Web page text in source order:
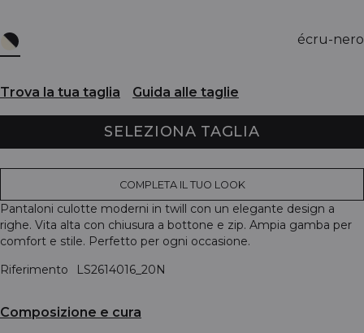
écru-nero
Trova la tua taglia Guida alle taglie
SELEZIONA TAGLIA
COMPLETA IL TUO LOOK
Pantaloni culotte moderni in twill con un elegante design a
righe. Vita alta con chiusura a bottone e zip. Ampia gamba per
comfort e stile. Perfetto per ogni occasione.
Riferimento
LS2614016_20N
Composizione e cura